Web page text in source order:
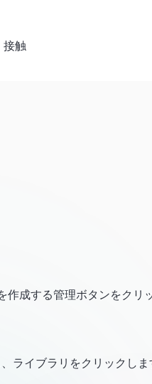
接触
成する管理ボタンをクリ
ライブラリをクリックしま